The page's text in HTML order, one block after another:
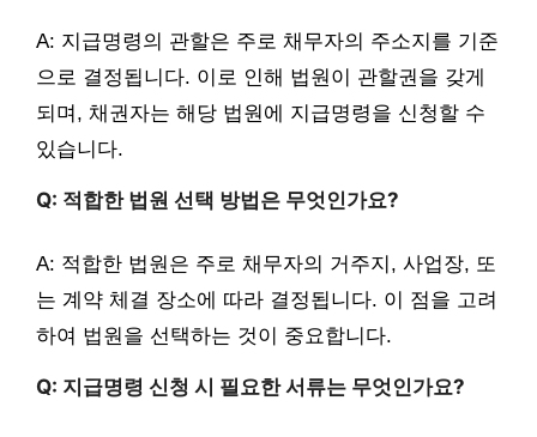
A: 지급명령의 관할은 주로 채무자의 주소지를 기준
으로 결정됩니다. 이로 인해 법원이 관할권을 갖게
되며, 채권자는 해당 법원에 지급명령을 신청할 수
있습니다.
Q: 적합한 법원 선택 방법은 무엇인가요?
A: 적합한 법원은 주로 채무자의 거주지, 사업장, 또
는 계약 체결 장소에 따라 결정됩니다. 이 점을 고려
하여 법원을 선택하는 것이 중요합니다.
Q: 지급명령 신청 시 필요한 서류는 무엇인가요?